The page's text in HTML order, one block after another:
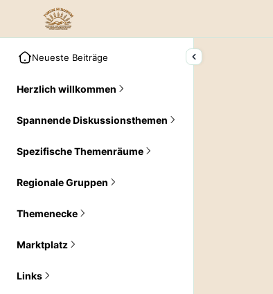
Neueste Beiträge
Herzlich willkommen
Spannende Diskussionsthemen
Spezifische Themenräume
Regionale Gruppen
Themenecke
Marktplatz
Links